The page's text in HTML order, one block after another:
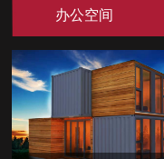
办公空间